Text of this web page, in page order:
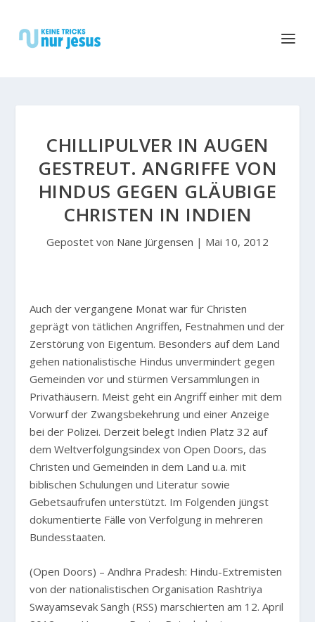
CHILLIPULVER IN AUGEN
GESTREUT. ANGRIFFE VON
HINDUS GEGEN GLÄUBIGE
CHRISTEN IN INDIEN
Gepostet von Nane Jürgensen | Mai 10, 2012
Auch der vergangene Monat war für Christen
geprägt von tätlichen Angriffen, Festnahmen und der
Zerstörung von Eigentum. Besonders auf dem Land
gehen nationalistische Hindus unvermindert gegen
Gemeinden vor und stürmen Versammlungen in
Privathäusern. Meist geht ein Angriff einher mit dem
Vorwurf der Zwangsbekehrung und einer Anzeige
bei der Polizei. Derzeit belegt Indien Platz 32 auf
dem Weltverfolgungsindex von Open Doors, das
Christen und Gemeinden in dem Land u.a. mit
biblischen Schulungen und Literatur sowie
Gebetsaufrufen unterstützt. Im Folgenden jüngst
dokumentierte Fälle von Verfolgung in mehreren
Bundesstaaten.
(Open Doors) – Andhra Pradesh: Hindu-Extremisten
von der nationalistischen Organisation Rashtriya
Swayamsevak Sangh (RSS) marschierten am 12. April